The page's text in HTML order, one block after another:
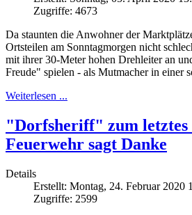
Zugriffe: 4673
Da staunten die Anwohner der
Ortsteilen am Sonntagmorgen nicht
mit ihrer 30-Meter hohen Drehleiter an
Freude" spielen - als Mutmacher in einer
Weiterlesen ...
"Dorfsheriff" zum letztes
Feuerwehr sagt Danke
Details
Erstellt: Montag, 24. Februar 2020
Zugriffe: 2599